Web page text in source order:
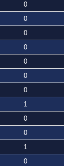
0
0
0
0
0
0
0
1
0
0
1
0